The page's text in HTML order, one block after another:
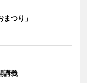
つり」
講義